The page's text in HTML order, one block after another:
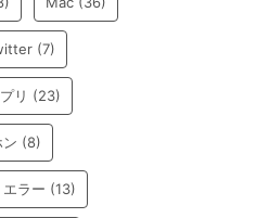
(7)
リ (23)
(8)
エラー (13)